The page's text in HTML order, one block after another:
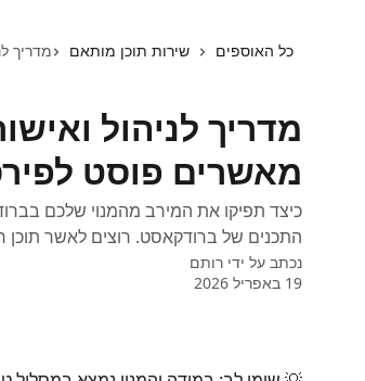
כל האוספים שירות תוכן מותאם מדריך
מדריך לניהול
מאשרים פוסט
כיצד תפיקו את המירב מהמנוי שלכם
התכנים של ברודקאסט. רוצים לאשר
נכתב על ידי רותם
19 באפריל 2026